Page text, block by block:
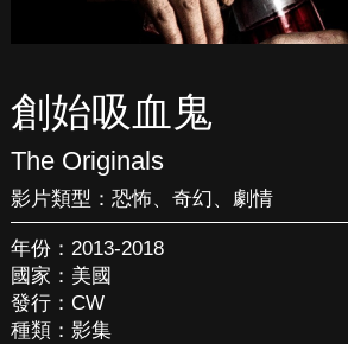
創始吸血鬼
The Originals
影片類型： 恐怖、 奇幻、 劇情
年份：2013-2018
國家：美國
發行：CW
種類：影集